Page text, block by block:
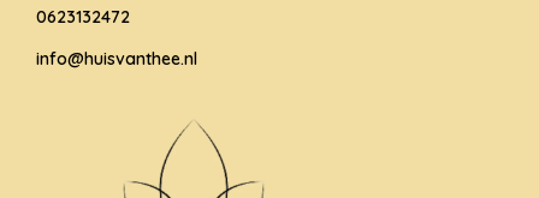
0623132472
info@huisvanthee.nl